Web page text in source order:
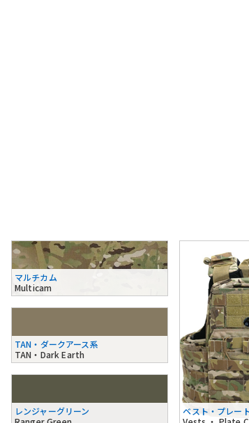
マルチカム
Multicam
TAN・ダークアース系
TAN・Dark Earth
レンジャーグリーン
ベスト・プレー